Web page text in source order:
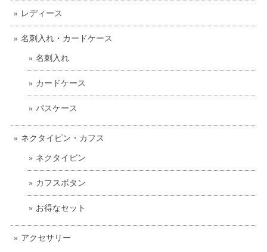
レディース
名刺入れ・カードケース
名刺入れ
カードケース
パスケース
ネクタイピン・カフス
ネクタイピン
カフスボタン
お得なセット
アクセサリー